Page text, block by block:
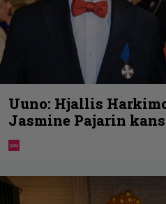
Uuno: Hjallis
Jasmine Pajarin